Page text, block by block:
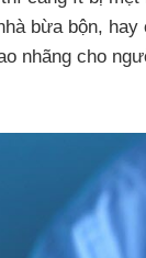
bừa bộn, hay
nhãng cho